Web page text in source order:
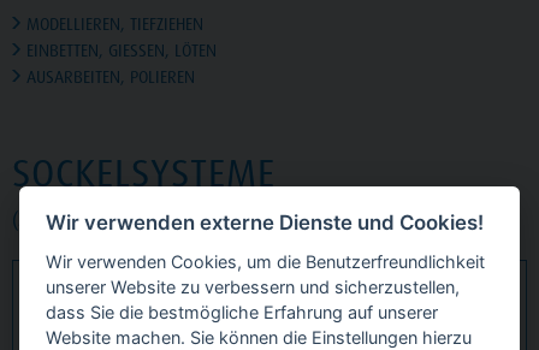
SOCKELSYSTEME
(3 Produktgruppen)
MAGNET-SYSTEM SOCKELFORMER
MODELLIEREN, TIEFZIEHEN
EINBETTEN, GIESSEN, LÖTEN
AUSARBEITEN, POLIEREN
Wir verwenden externe Dienste und Cookies!
Wir verwenden Cookies, um die Benutzerfreundlichkeit
unserer Website zu verbessern und sicherzustellen,
dass Sie die bestmögliche Erfahrung auf unserer
Website machen. Sie können die Einstellungen hierzu